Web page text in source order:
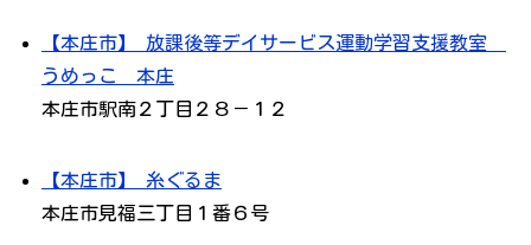
【本庄市】 放課後等デイサービス運動学習支援教室
うめっこ 本庄
本庄市駅南２丁目２８－１２
【本庄市】 糸ぐるま
本庄市見福三丁目１番６号